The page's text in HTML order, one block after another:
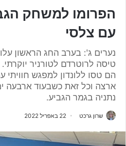
הפרומו למשחק
עם צלסי
נערים ג': בערב החג הראשון
טיסה לרוטרדם לטורניר
הם טסו ללונדון למפגש חוויתי
ארצה וכל זאת כשבעוד ארבעה
נתניה בגמר הגביע.
שרון גרכט 22 באפריל 2022